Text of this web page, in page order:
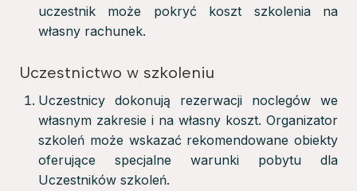
uczestnik może pokryć koszt szkolenia na
własny rachunek.
Uczestnictwo w szkoleniu
Uczestnicy dokonują rezerwacji noclegów we
własnym zakresie i na własny koszt. Organizator
szkoleń może wskazać rekomendowane obiekty
oferujące specjalne warunki pobytu dla
Uczestników szkoleń.